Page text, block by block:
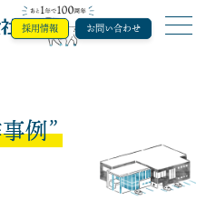
田中昭文堂印
採用情報 お問い合わせ
例